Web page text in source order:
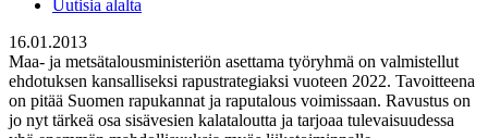
Uutisia alalta
16.01.2013
Maa- ja metsätalousministeriön asettama työryhmä on valmistellut
ehdotuksen kansalliseksi rapustrategiaksi vuoteen 2022. Tavoitteena
on pitää Suomen rapukannat ja raputalous voimissaan. Ravustus on
jo nyt tärkeä osa sisävesien kalataloutta ja tarjoaa tulevaisuudessa